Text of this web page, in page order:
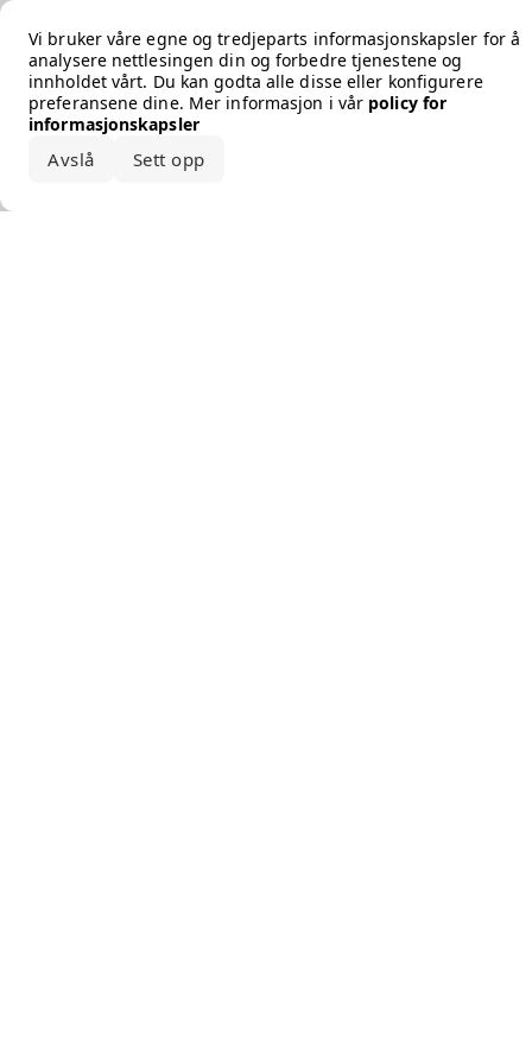
Vi bruker våre egne og tredjeparts informasjonskapsler for å
analysere nettlesingen din og forbedre tjenestene og
innholdet vårt. Du kan godta alle disse eller konfigurere
preferansene dine. Mer informasjon i vår policy for
informasjonskapsler
Avslå Sett opp
Error loading the brand